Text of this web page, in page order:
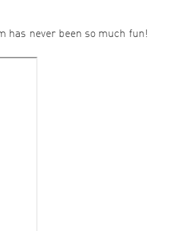
has never been so much fun!